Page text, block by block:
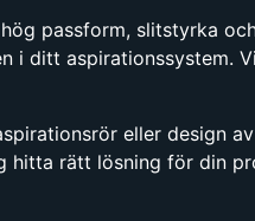
passform, slitstyrka
i ditt aspirationssystem.
eller design
hitta rätt lösning för din